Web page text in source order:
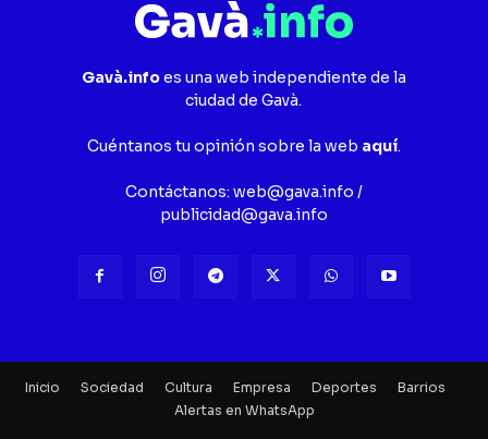
Gavà.infoes una web independiente de la
ciudad de Gavà.
Cuéntanos tu opinión sobre la web aquí.
Contáctanos: web@gava.info /
publicidad@gava.info
Inicio Sociedad Cultura Empresa Deportes
Barrios
Alertas en WhatsApp